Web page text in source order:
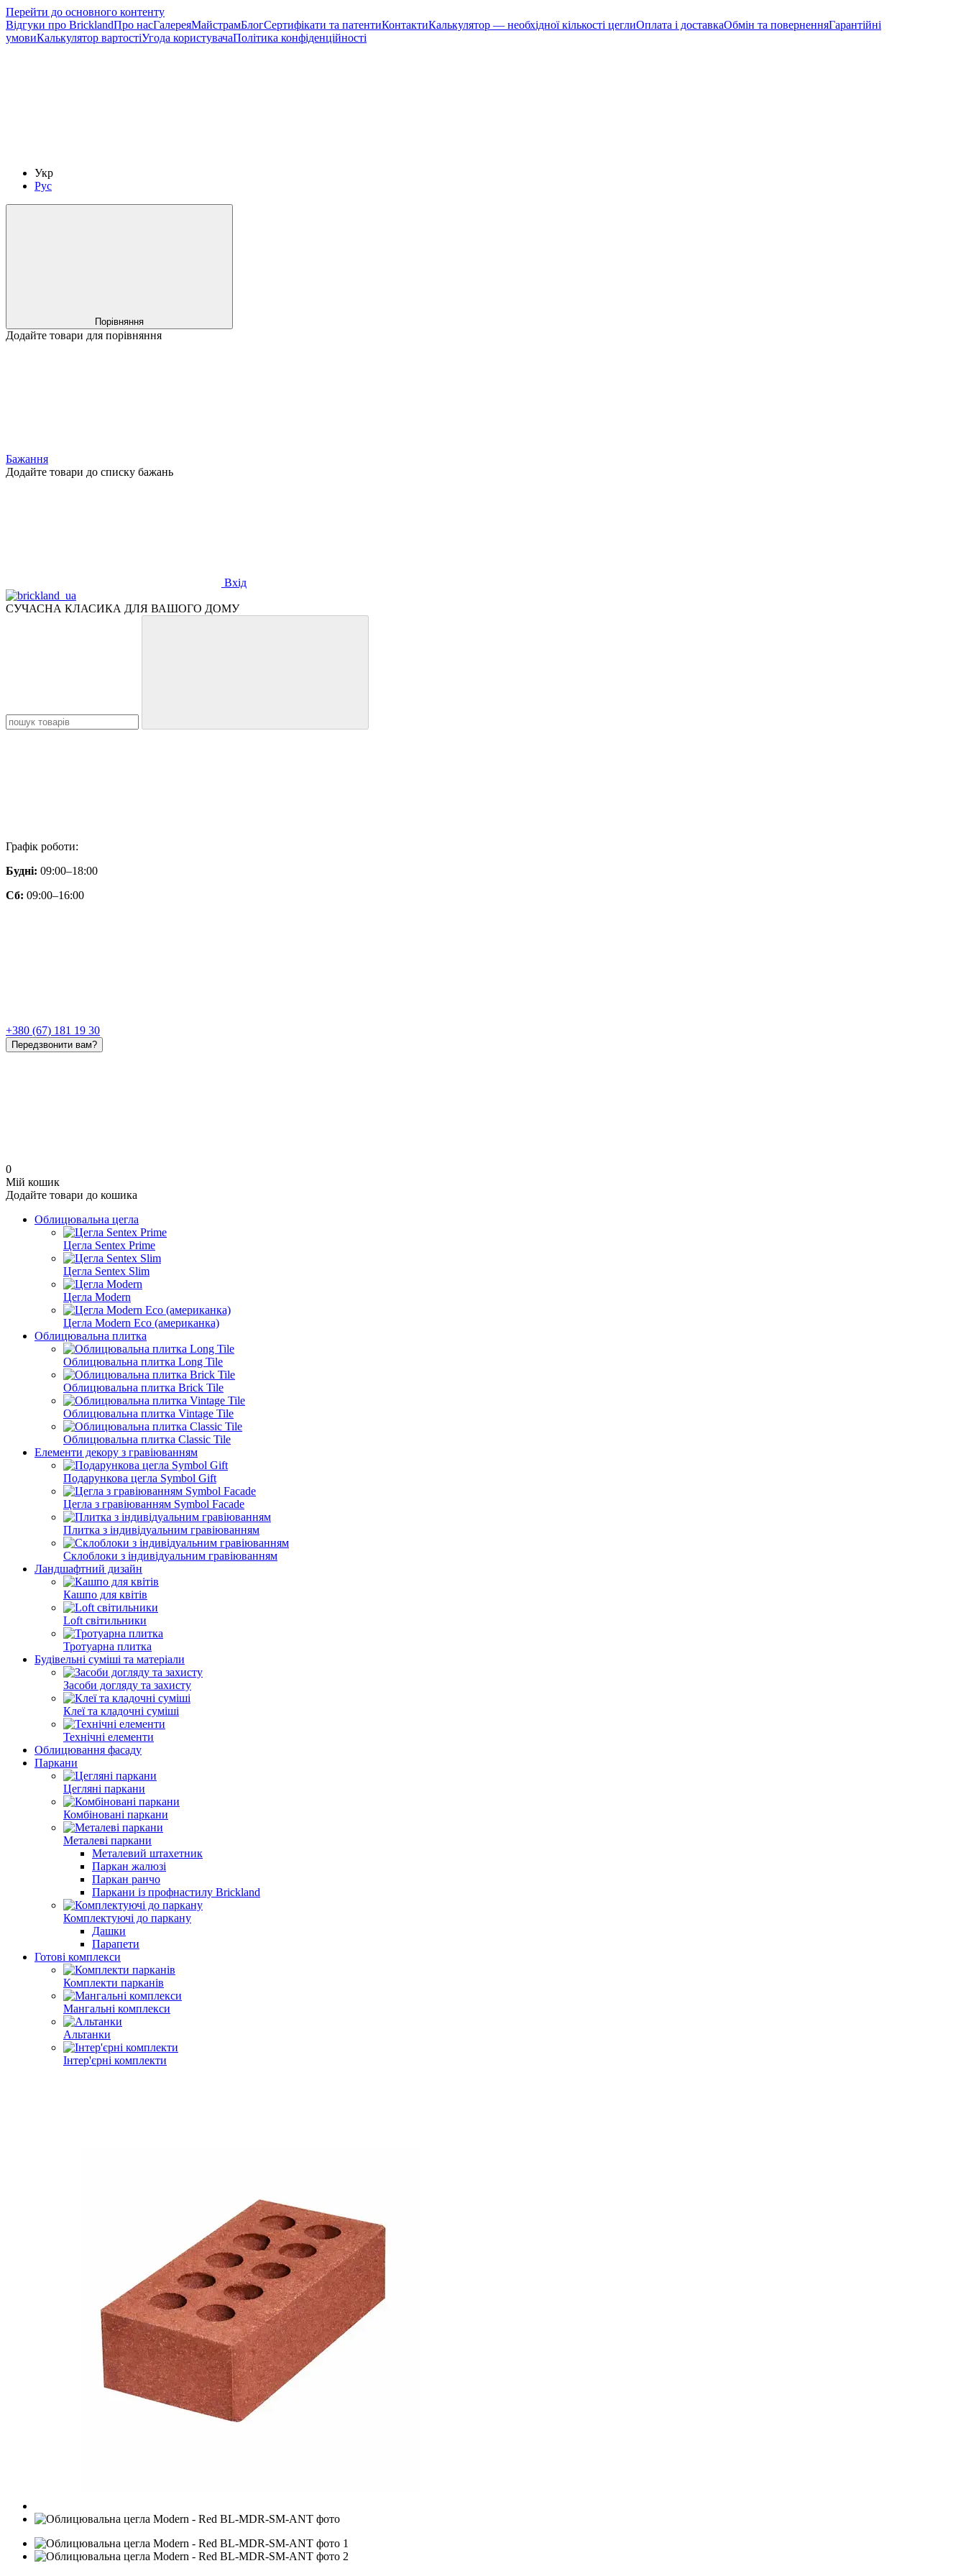
Перейти до основного контенту
Відгуки про BricklandПро насГалереяМайстрамБлогСертифікати та патентиКонтактиКалькулятор — необхідної кількості цеглиОплата і доставкаОбмін та поверненняГарантійні
умовиКалькулятор вартостіУгода користувачаПолітика конфіденційності
Укр
Рус
Порівняння
Додайте товари для порівняння
Бажання
Додайте товари до списку бажань
Вхід
СУЧАСНА КЛАСИКА ДЛЯ ВАШОГО ДОМУ
Графік роботи:
Будні: 09:00–18:00
Сб: 09:00–16:00
+380 (67) 181 19 30
Передзвонити вам?
0
Мій кошик
Додайте товари до кошика
Облицювальна цегла
Цегла Sentex Prime
Цегла Sentex Slim
Цегла Modern
Цегла Modern Eco (американка)
Облицювальна плитка
Облицювальна плитка Long Tile
Облицювальна плитка Brick Tile
Облицювальна плитка Vintage Tile
Облицювальна плитка Classic Tile
Елементи декору з гравіюванням
Подарункова цегла Symbol Gift
Цегла з гравіюванням Symbol Facade
Плитка з індивідуальним гравіюванням
Склоблоки з індивідуальним гравіюванням
Ландшафтний дизайн
Кашпо для квітів
Loft світильники
Тротуарна плитка
Будівельні суміші та матеріали
Засоби догляду та захисту
Клеї та кладочні суміші
Технічні елементи
Облицювання фасаду
Паркани
Цегляні паркани
Комбіновані паркани
Металеві паркани
Металевий штахетник
Паркан жалюзі
Паркан ранчо
Паркани із профнастилу Brickland
Комплектуючі до паркану
Дашки
Парапети
Готові комплекси
Комплекти парканів
Мангальні комплекси
Альтанки
Інтер'єрні комплекти